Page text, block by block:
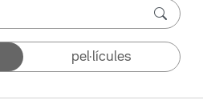
pel·lícules